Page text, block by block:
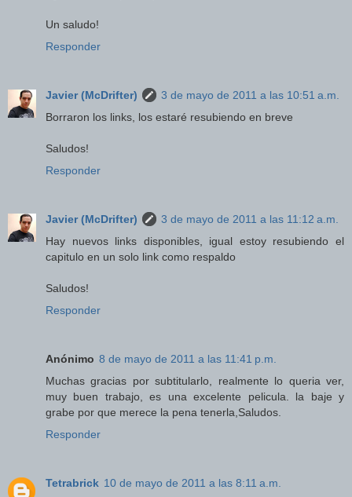
Un saludo!
Responder
Javier (McDrifter)
3 de mayo de 2011 a las 10:51 a.m.
Borraron los links, los estaré resubiendo en breve
Saludos!
Responder
Javier (McDrifter)
3 de mayo de 2011 a las 11:12 a.m.
Hay nuevos links disponibles, igual estoy resubiendo el
capitulo en un solo link como respaldo
Saludos!
Responder
Anónimo 8 de mayo de 2011 a las 11:41 p.m.
Muchas gracias por subtitularlo, realmente lo queria ver,
muy buen trabajo, es una excelente pelicula. la baje y
grabe por que merece la pena tenerla,Saludos.
Responder
Tetrabrick 10 de mayo de 2011 a las 8:11 a.m.